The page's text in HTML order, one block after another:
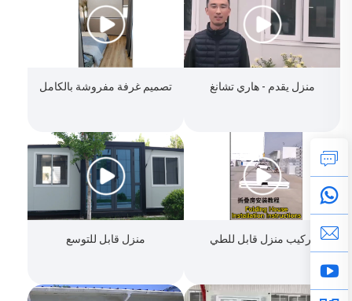
منزل يقدم - هاري تشانغ تصميم غرفة مفروشة بالكامل
تركيب منزل قابل للطي منزل قابل للتوسع